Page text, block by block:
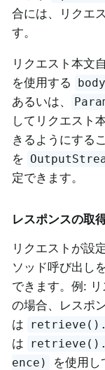
合には、リクエ
す。
リクエスト本文
を使用する
あるいは、
してリクエスト
きるようにする
を
定できます。
レスポンスの取
リクエストが設
ソッド呼び出し
できます。例:
の場合、レスポ
は
は
ence)
を使用し